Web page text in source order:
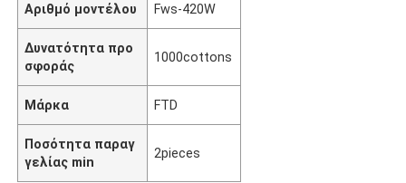
Αριθμό μοντέλου Fws-420W
Δυνατότητα προ
σφοράς
1000cottons
Μάρκα FTD
Ποσότητα παραγ
γελίας min
2pieces